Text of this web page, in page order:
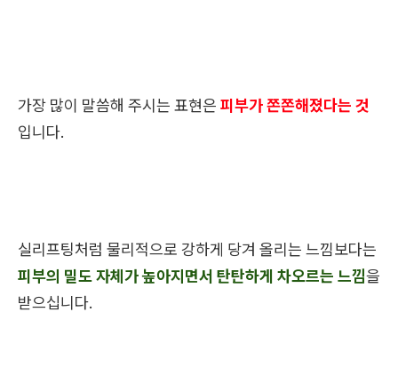
가장 많이 말씀해 주시는 표현은 피부가 쫀쫀해졌다는 것
입니다.
실리프팅처럼 물리적으로 강하게 당겨 올리는 느낌보다는
피부의 밀도 자체가 높아지면서 탄탄하게 차오르는 느낌을
받으십니다.